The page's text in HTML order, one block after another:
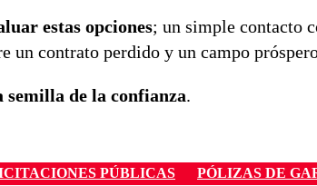
estas opciones; un simple contacto
un contrato perdido y un campo
semilla de la confianza.
PÚBLICAS
PÓLIZAS DE